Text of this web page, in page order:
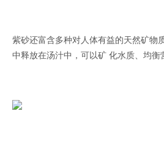
紫砂还富含多种对人体有益的天然矿物
中释放在汤汁中，可以矿 化水质、均衡